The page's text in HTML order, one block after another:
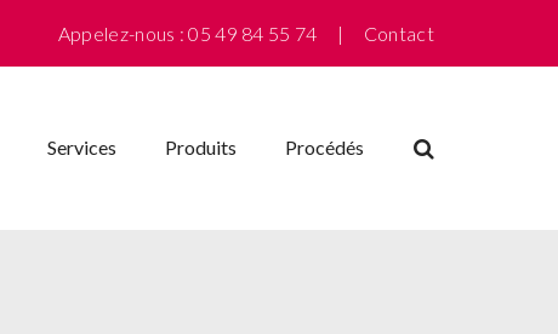
Appelez-nous : 05 49 84 55 74 | Contact
Services Produits Procédés